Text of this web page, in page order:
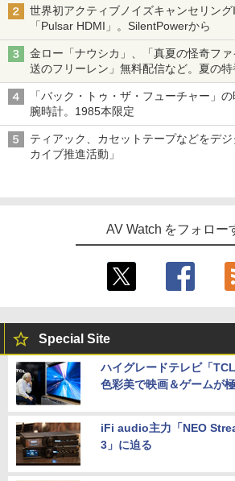
世界初アクティブノイズキャンセリン
「Pulsar HDMI」。SilentPowerから
金ロー「ナウシカ」、「真夏の怪奇フ
送のフリーレン」無料配信など。夏の
「バック・トゥ・ザ・フューチャー」
腕時計。1985本限定
ティアック、カセットテープなどをデ
カイブ推進活動」
AV Watch をフォロー
Special Site
ハイグレードテレビ「
色彩美で映画＆ゲームが
iFi audio主力「NEO
3」に迫る